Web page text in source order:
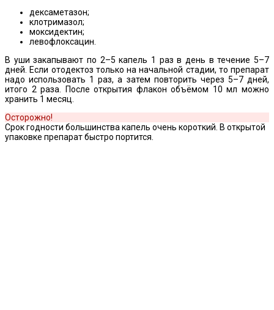
дексаметазон;
клотримазол;
моксидектин;
левофлоксацин.
В уши закапывают по 2–5 капель 1 раз в день в течение 5–7
дней. Если отодектоз только на начальной стадии, то препарат
надо использовать 1 раз, а затем повторить через 5–7 дней,
итого 2 раза. После открытия флакон объёмом 10 мл можно
хранить 1 месяц.
Осторожно!
Срок годности большинства капель очень короткий. В открытой
упаковке препарат быстро портится.